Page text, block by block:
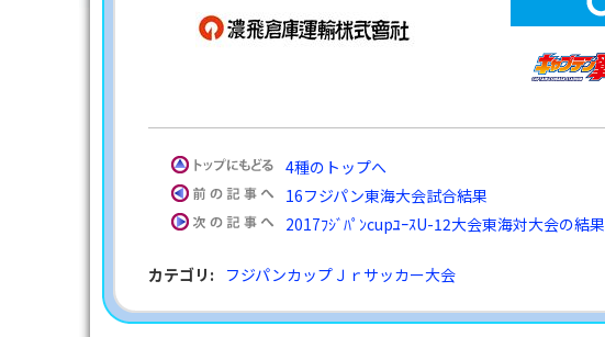
4種のトップへ
16フジパン東海大会試合結果
2017ﾌｼﾞﾊﾟﾝcupﾕｰｽU-12大会東海対大会の結果
カテゴリ : フジパンカップＪｒサッカー大会